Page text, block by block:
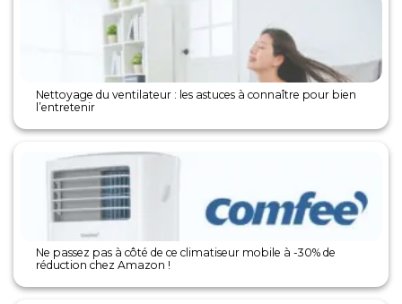
Nettoyage du ventilateur : les astuces à connaître pour bien
l’entretenir
Ne passez pas à côté de ce climatiseur mobile à -30% de
réduction chez Amazon !